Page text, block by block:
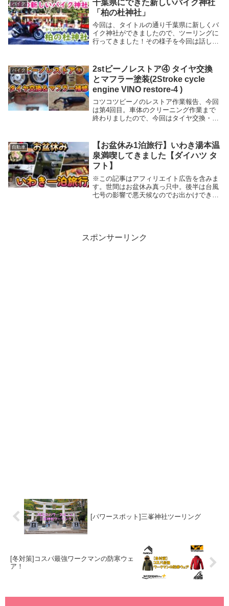
なる予想...
バイク
千葉県にできた新しいバイク神社
「柏の杜神社」
今回は、タイトルの通り千葉県に新しくバ
イク神社ができましたので、ツーリングに
行ってきました！その様子を今回は話して
存在を知らない方も多いと思いますので、
解説していこ...
バイク
2stビーノレストア④ タイヤ交換
とマフラー塗装(2Stroke cycle
engine VINO restore-4 )
コツコツビーノのレストア作業報告、今回
は第4回目。車体のクリーニング作業まで
終わりましたので、今回はタイヤ交換・ホ
取り外しと再塗装①ホイール取り外し作業
まずはタイヤ...
自動車
【お盆休み1泊旅行】いわき湯本温
泉満喫してきました【ダイハツ タ
フト】
※この記事はアフィリエイト広告を含みま
す。世間はお盆休み真っ只中。後半は台風
七号の影響で悪天候なのでお出かけできな
スポンサーリンク
[パワースポット]三峯神社ツーリング
[冬対策]コスパ最強ワークマンの防寒ウェ
ア！